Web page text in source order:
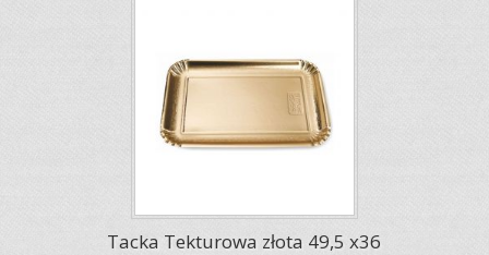
Tacka Tekturowa złota 49,5 x36